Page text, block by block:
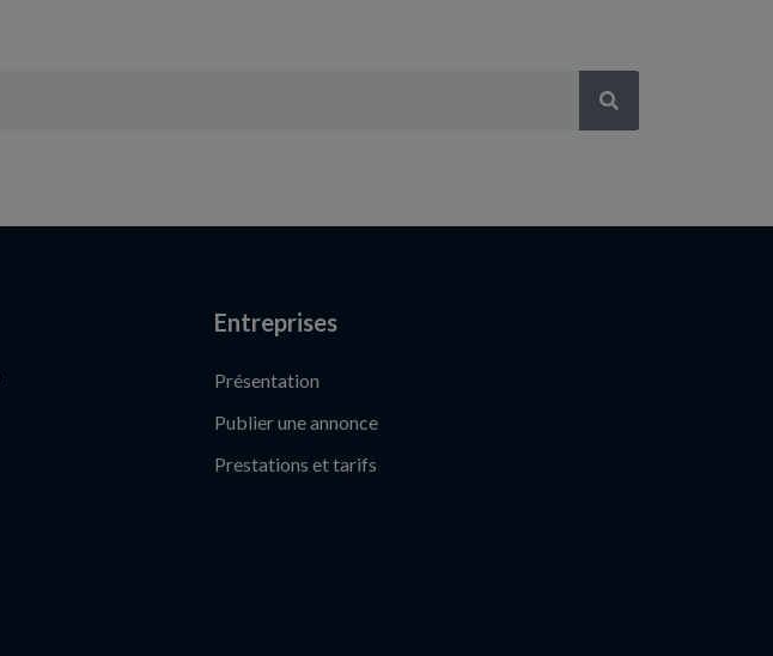
Entreprises
Présentation
Publier une annonce
Prestations et tarifs